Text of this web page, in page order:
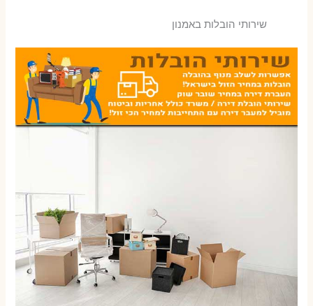
שירותי הובלות באמנון